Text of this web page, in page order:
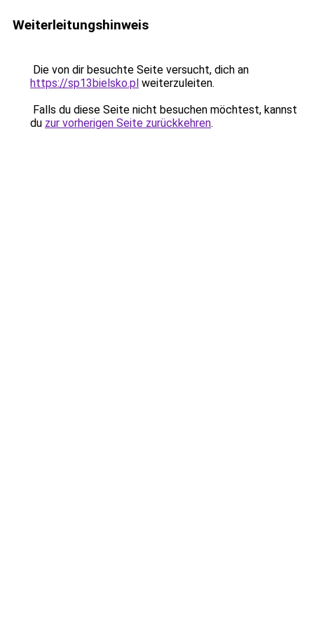
Weiterleitungshinweis
Die von dir besuchte Seite versucht, dich an
https://sp13bielsko.pl weiterzuleiten.
Falls du diese Seite nicht besuchen möchtest, kannst
du zur vorherigen Seite zurückkehren.